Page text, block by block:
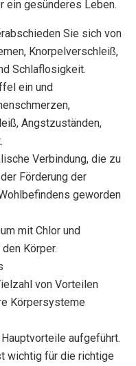
ein gesünderes Leben.
Sie sich von
Knorpelverschleiß,
Schlaflosigkeit.
ein und
Angstzuständen,
Verbindung, die zu
Förderung der
geworden
mit Chlor und
Körper.
von Vorteilen
Körpersysteme
aufgeführt.
wichtig für die richtige